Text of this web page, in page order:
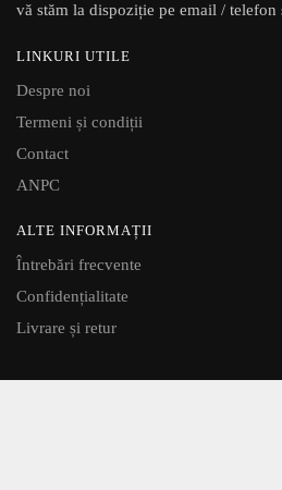
vă stăm la dispoziție pe email / telefon
LINKURI UTILE
Despre noi
Termeni și condiții
Contact
ANPC
ALTE INFORMAȚII
Întrebări frecvente
Confidențialitate
Livrare și retur